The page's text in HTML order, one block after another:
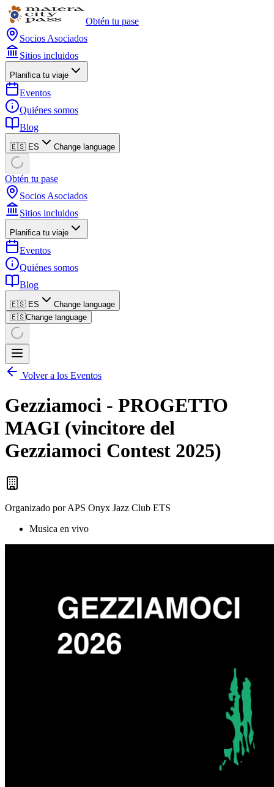
Obtén tu pase
Socios Asociados
Sitios incluidos
Planifica tu viaje
Eventos
Quiénes somos
Blog
🇪🇸 ES Change language
Obtén tu pase
Socios Asociados
Sitios incluidos
Planifica tu viaje
Eventos
Quiénes somos
Blog
🇪🇸 ES
Change language
🇪🇸Change language
Volver a los Eventos
Gezziamoci - PROGETTO
MAGI (vincitore del
Gezziamoci Contest 2025)
Organizado por APS Onyx Jazz Club ETS
Musica en vivo